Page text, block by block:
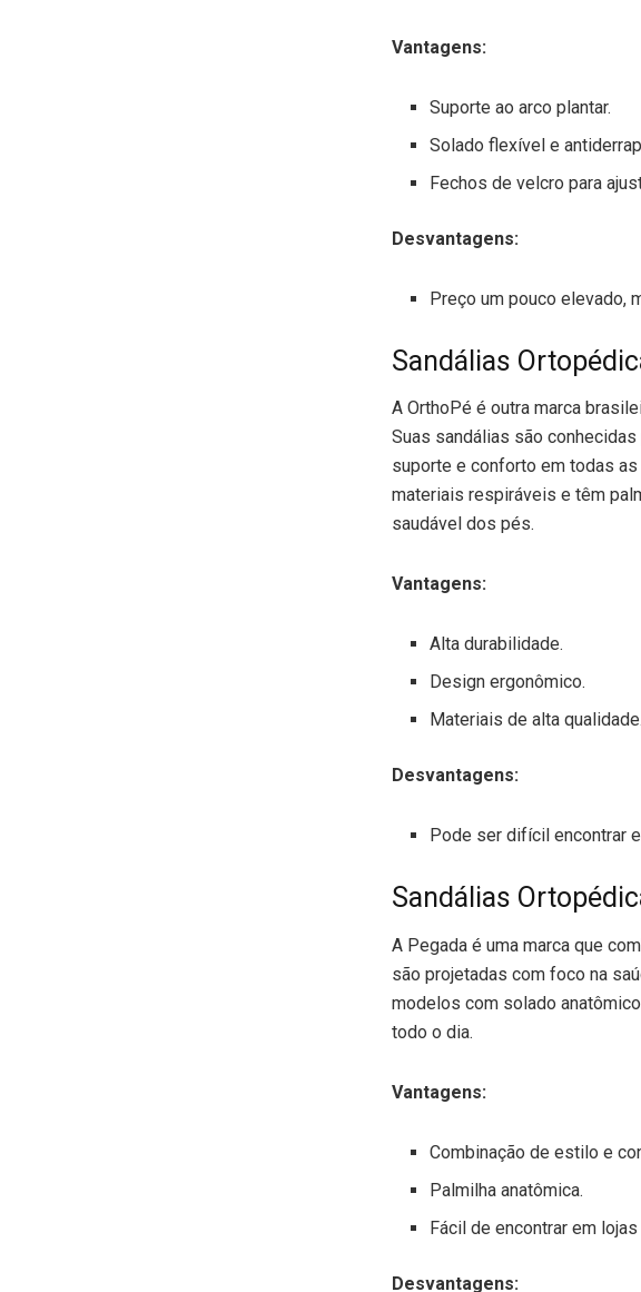
Vantagens:
Suporte ao arco plantar.
Solado flexível e
Fechos de velcro para
Desvantagens:
Preço um pouco elevado,
Sandálias
A OrthoPé é outra marca
Suas sandálias são
suporte e conforto em todas
materiais respiráveis e têm
saudável dos pés.
Vantagens:
Alta durabilidade.
Design ergonômico.
Materiais de alta qualidade.
Desvantagens:
Pode ser difícil encontrar
Sandálias
A Pegada é uma marca que
são projetadas com foco na
modelos com solado
todo o dia.
Vantagens:
Combinação de estilo e
Palmilha anatômica.
Fácil de encontrar em
Desvantagens: